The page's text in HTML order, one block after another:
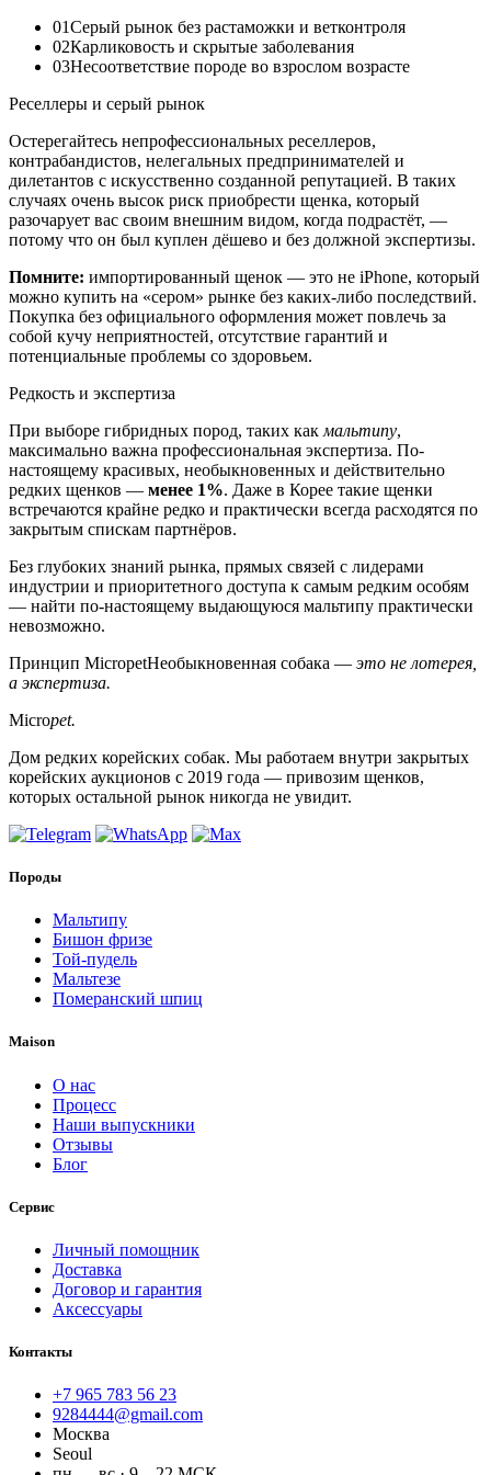
01Серый рынок без растаможки и ветконтроля
02Карликовость и скрытые заболевания
03Несоответствие породе во взрослом возрасте
Реселлеры и серый рынок
Остерегайтесь непрофессиональных реселлеров,
контрабандистов, нелегальных предпринимателей и
дилетантов с искусственно созданной репутацией. В таких
случаях очень высок риск приобрести щенка, который
разочарует вас своим внешним видом, когда подрастёт, —
потому что он был куплен дёшево и без должной экспертизы.
Помните: импортированный щенок — это не iPhone, который
можно купить на «сером» рынке без каких-либо последствий.
Покупка без официального оформления может повлечь за
собой кучу неприятностей, отсутствие гарантий и
потенциальные проблемы со здоровьем.
Редкость и экспертиза
При выборе гибридных пород, таких как мальтипу,
максимально важна профессиональная экспертиза. По-
настоящему красивых, необыкновенных и действительно
редких щенков — менее 1%. Даже в Корее такие щенки
встречаются крайне редко и практически всегда расходятся по
закрытым спискам партнёров.
Без глубоких знаний рынка, прямых связей с лидерами
индустрии и приоритетного доступа к самым редким особям
— найти по-настоящему выдающуюся мальтипу практически
невозможно.
Принцип MicropetНеобыкновенная собака — это не лотерея,
а экспертиза.
Micropet.
Дом редких корейских собак. Мы работаем внутри закрытых
корейских аукционов с 2019 года — привозим щенков,
которых остальной рынок никогда не увидит.
Породы
Мальтипу
Бишон фризе
Той-пудель
Мальтезе
Померанский шпиц
Maison
О нас
Процесс
Наши выпускники
Отзывы
Блог
Сервис
Личный помощник
Доставка
Договор и гарантия
Аксессуары
Контакты
+7 965 783 56 23
9284444@gmail.com
Москва
Seoul